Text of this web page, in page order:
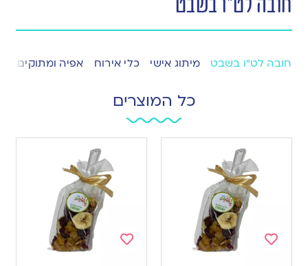
חובה לט"ו בשבט
חובה לט”ו בשבט מיתוג אישי כלי אירוח אפיה ומתוקים
כל המוצרים